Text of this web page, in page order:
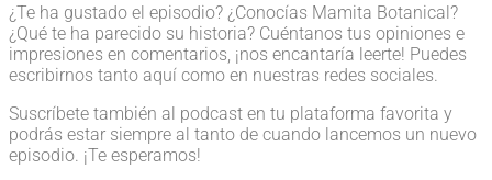
¿Te ha gustado el episodio? ¿Conocías Mamita Botanical?
¿Qué te ha parecido su historia? Cuéntanos tus opiniones e
impresiones en comentarios, ¡nos encantaría leerte! Puedes
escribirnos tanto aquí como en nuestras redes sociales.
Suscríbete también al podcast en tu plataforma favorita y
podrás estar siempre al tanto de cuando lancemos un nuevo
episodio. ¡Te esperamos!